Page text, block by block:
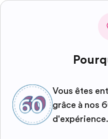
Vous êtes
grâce à nos
d'expérience.